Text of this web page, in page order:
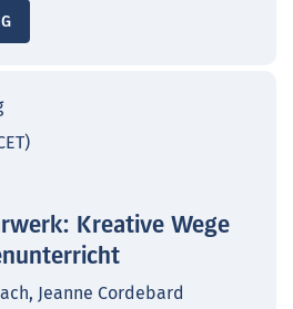
Kreative Wege
Jeanne Cordebard